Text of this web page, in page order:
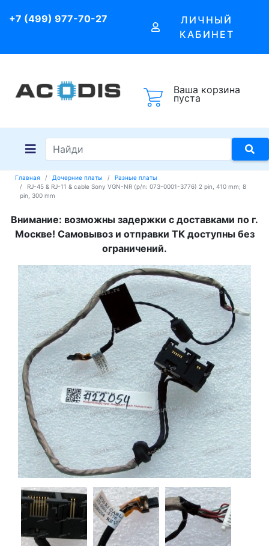
+7 (499) 977-70-27
ЛИЧНЫЙ
КАБИНЕТ
Ваша корзина
пуста
Главная Дочерние платы
Разные платы
RJ-45 & RJ-11 & cable Sony VGN-NR (p/n: 073-0001-3776) 2 pin, 410 mm; 8
pin, 300 mm
Внимание: возможны задержки с доставками по г.
Москве! Самовывоз и отправки ТК доступны без
ограничений.